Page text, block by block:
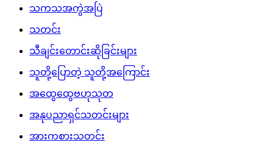
သကသအကွဲအပြဲ
သတင်း
သီချင်းတောင်းဆိုခြင်းများ
သူတို့ပြောတဲ့ သူတို့အကြောင်း
အထွေထွေဗဟုသုတ
အနုပညာရှင်သတင်းများ
အားကစားသတင်း